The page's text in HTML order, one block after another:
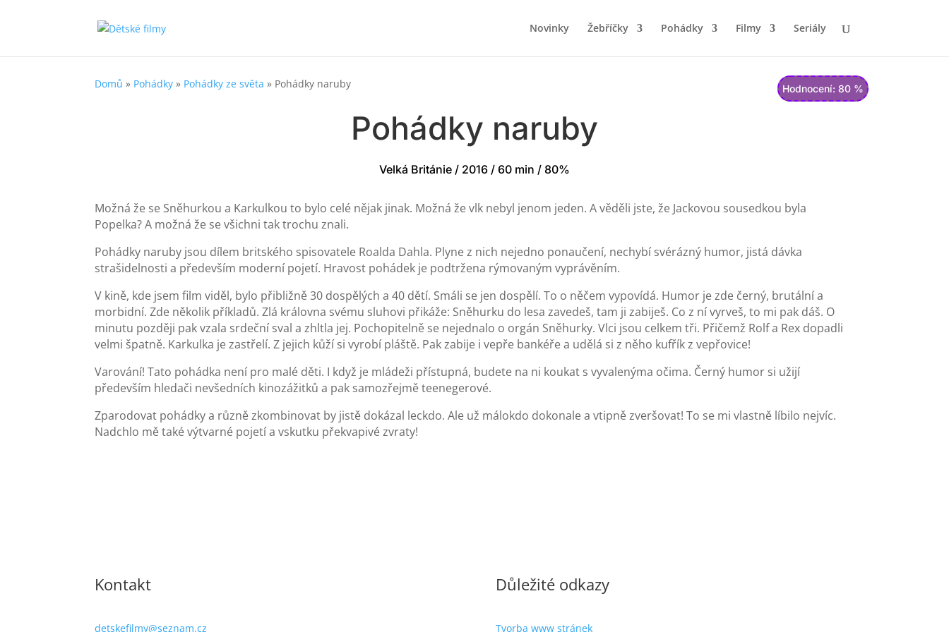
Novinky Žebříčky Pohádky Filmy Seriály
Hodnocení: 80 %
Domů » Pohádky » Pohádky ze světa » Pohádky naruby
Pohádky naruby
Velká Británie / 2016 / 60 min / 80%
Možná že se Sněhurkou a Karkulkou to bylo celé nějak jinak. Možná že vlk nebyl jenom jeden. A věděli jste, že Jackovou sousedkou byla
Popelka? A možná že se všichni tak trochu znali.
Pohádky naruby jsou dílem britského spisovatele Roalda Dahla. Plyne z nich nejedno ponaučení, nechybí svérázný humor, jistá dávka
strašidelnosti a především moderní pojetí. Hravost pohádek je podtržena rýmovaným vyprávěním.
V kině, kde jsem film viděl, bylo přibližně 30 dospělých a 40 dětí. Smáli se jen dospělí. To o něčem vypovídá. Humor je zde černý, brutální a
morbidní. Zde několik příkladů. Zlá královna svému sluhovi přikáže: Sněhurku do lesa zavedeš, tam ji zabiješ. Co z ní vyrveš, to mi pak dáš. O
minutu později pak vzala srdeční sval a zhltla jej. Pochopitelně se nejednalo o orgán Sněhurky. Vlci jsou celkem tři. Přičemž Rolf a Rex dopadli
velmi špatně. Karkulka je zastřelí. Z jejich kůží si vyrobí pláště. Pak zabije i vepře bankéře a udělá si z něho kufřík z vepřovice!
Varování! Tato pohádka není pro malé děti. I když je mládeži přístupná, budete na ni koukat s vyvalenýma očima. Černý humor si užijí
především hledači nevšedních kinozážitků a pak samozřejmě teenegerové.
Zparodovat pohádky a různě zkombinovat by jistě dokázal leckdo. Ale už málokdo dokonale a vtipně zveršovat! To se mi vlastně líbilo nejvíc.
Nadchlo mě také výtvarné pojetí a vskutku překvapivé zvraty!
Kontakt
detskefilmy@seznam.cz
Důležité odkazy
Tvorba www stránek